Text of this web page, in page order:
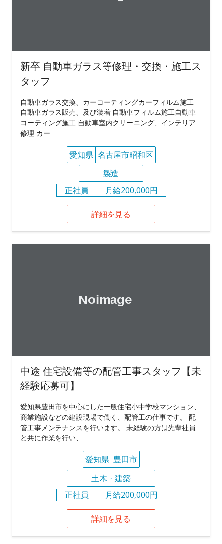
新卒 自動車ガラス等修理・交換・施工ス
タッフ
自動車ガラス交換、カーコーティングカーフィルム施工
自動車ガラス販売、及び装着 自動車フィルム施工自動車
コーティング施工 自動車室内クリーニング、インテリア
修理 カー
愛知県 名古屋市昭和区
製造
正社員
月給200,000円
詳細を見る
中途 住宅設備等の配管工事スタッフ【未
経験応募可】
愛知県豊田市を中心にした一般住宅小中学校マンション、
商業施設などの建設現場で働く、配管工の仕事です。 配
管工事メンテナンスを行います。 未経験の方は先輩社員
と共に作業を行い、
愛知県 豊田市
土木・建築
正社員
月給200,000円
詳細を見る